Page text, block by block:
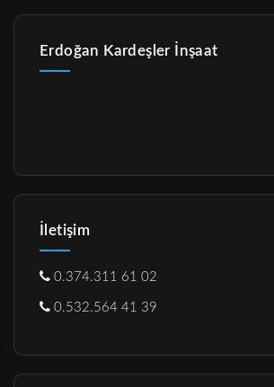
Erdoğan Kardeşler İnşaat
İletişim
0.374.311 61 02
0.532.564 41 39